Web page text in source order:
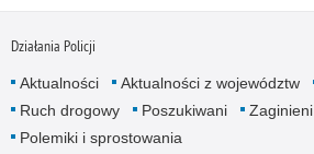
Działania Policji
Aktualności Aktualności z województw
Ruch drogowy
Poszukiwani Zaginieni
Polemiki i sprostowania